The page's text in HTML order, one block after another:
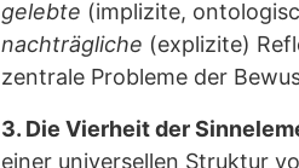
gelebte (implizite,
nachträgliche (explizite)
zentrale Probleme der
3. Die Vierheit der
einer universellen Struktur